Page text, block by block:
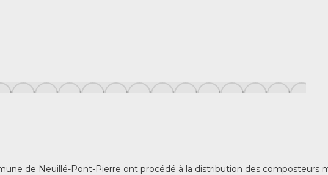
de Neuillé-Pont-Pierre ont procédé à la distribution des